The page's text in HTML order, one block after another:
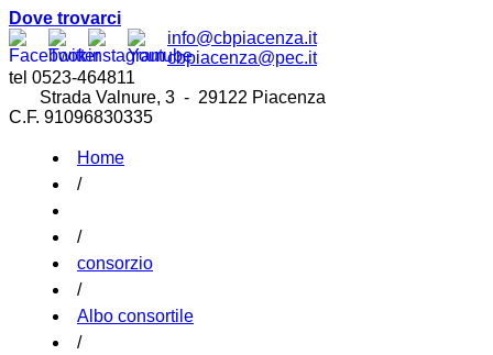
Dove trovarci
info@cbpiacenza.it
cbpiacenza@pec.it
tel 0523-464811
Strada Valnure, 3 - 29122 Piacenza
C.F. 91096830335
Home
/
/
consorzio
/
Albo consortile
/